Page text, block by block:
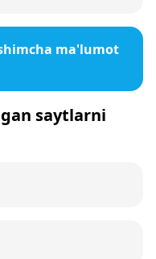
ma'lumot
saytlarni